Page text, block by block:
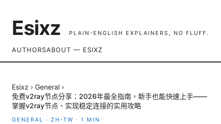
Esixz PLAIN-ENGLISH EXPLAINERS, NO FLUFF.
AUTHORSABOUT — ESIXZ
Esixz › General ›
免费v2ray节点分享：2026年最全指南，新手也能快速上手——
掌握v2ray节点、实现稳定连接的实用攻略
GENERAL · ZH-TW · 1 MIN